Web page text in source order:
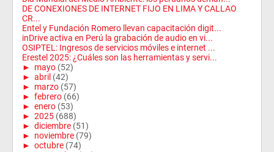
DE CONEXIONES DE INTERNET FIJO EN LIMA Y CALLAO
CR...
Entel y Fundación Romero llevan capacitación digit...
inDrive activa en Perú la grabación de audio en vi...
OSIPTEL: Ingresos de servicios móviles e internet ...
Erestel 2025: ¿Cuáles son las herramientas y servi...
► mayo (52)
► abril (42)
► marzo (57)
► febrero (66)
► enero (53)
► 2025 (688)
► diciembre (51)
► noviembre (79)
► octubre (74)